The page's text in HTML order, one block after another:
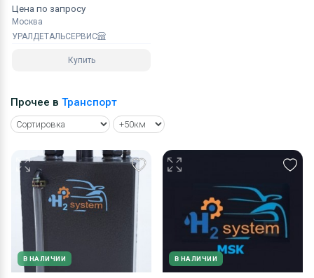
Цена по запросу
Москва
УРАЛДЕТАЛЬСЕРВИС
Купить
Прочее в Транспорт
В НАЛИЧИИ В НАЛИЧИИ